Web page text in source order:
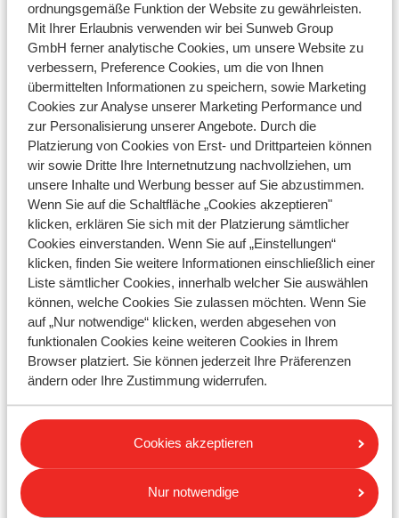
ordnungsgemäße Funktion der Website zu gewährleisten.
Mit Ihrer Erlaubnis verwenden wir bei Sunweb Group
GmbH ferner analytische Cookies, um unsere Website zu
verbessern, Preference Cookies, um die von Ihnen
übermittelten Informationen zu speichern, sowie Marketing
Cookies zur Analyse unserer Marketing Performance und
zur Personalisierung unserer Angebote. Durch die
Platzierung von Cookies von Erst- und Drittparteien können
wir sowie Dritte Ihre Internetnutzung nachvollziehen, um
unsere Inhalte und Werbung besser auf Sie abzustimmen.
Wenn Sie auf die Schaltfläche „Cookies akzeptieren"
klicken, erklären Sie sich mit der Platzierung sämtlicher
Cookies einverstanden. Wenn Sie auf „Einstellungen“
klicken, finden Sie weitere Informationen einschließlich einer
Liste sämtlicher Cookies, innerhalb welcher Sie auswählen
können, welche Cookies Sie zulassen möchten. Wenn Sie
auf „Nur notwendige“ klicken, werden abgesehen von
funktionalen Cookies keine weiteren Cookies in Ihrem
Browser platziert. Sie können jederzeit Ihre Präferenzen
ändern oder Ihre Zustimmung widerrufen.
Cookies akzeptieren
Nur notwendige
Was deckt und kostet die Reiseversicherung?
Wie reiche ich eine Schadensmeldung bei meiner
Versicherung ein?
Ähnliche Fragen
Kann ich eine Reiseversicherung hinzubuchen oder
ändern?
Habe ich Anspruch auf Rückerstattung, wenn ich meine
Skipass (teilweise) nicht nutze?
Kann ich eine Ski- oder Snowboardausrüstung buchen?
Ist es möglich, einen Transfer nachträglich zu buchen oder
zu ändern?
Ihre Frage ist noch nicht
beantwortet?
Senden Sie uns eine WhatsApp oder rufen
Sie uns an!